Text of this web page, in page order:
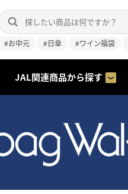
#お中元 #日傘 #ワイン福袋
JAL関連商品から探す